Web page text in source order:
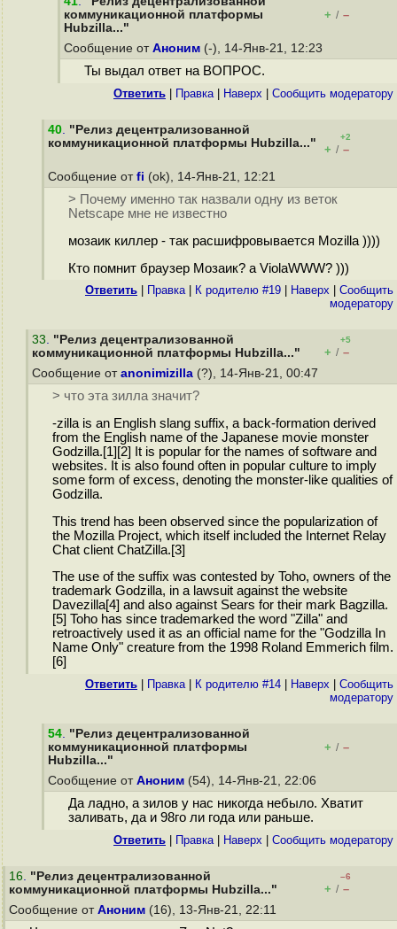
коммуникационной платформы
Hubzilla..."
+ / –
Сообщение от Аноним (-), 14-Янв-21, 12:23
Ты выдал ответ на ВОПРОС.
Ответить Правка| Наверх Cообщить модератору
40. "Релиз децентрализованной
коммуникационной платформы Hubzilla..."
+2
+ / –
Сообщение от fi (ok), 14-Янв-21, 12:21
> Почему именно так назвали одну из веток
Netscape мне не известно
мозаик киллер - так расшифровывается Mozilla ))))
Кто помнит браузер Мозаик? а ViolaWWW? )))
Ответить Правка| К родителю #19 Наверх
Cообщить
модератору
33. "Релиз децентрализованной
коммуникационной платформы Hubzilla..."
+5
+ / –
Сообщение от anonimizilla (?), 14-Янв-21, 00:47
> что эта зилла значит?
-zilla is an English slang suffix, a back-formation derived
from the English name of the Japanese movie monster
Godzilla.[1][2] It is popular for the names of software and
websites. It is also found often in popular culture to imply
some form of excess, denoting the monster-like qualities of
Godzilla.
This trend has been observed since the popularization of
the Mozilla Project, which itself included the Internet Relay
Chat client ChatZilla.[3]
The use of the suffix was contested by Toho, owners of the
trademark Godzilla, in a lawsuit against the website
Davezilla[4] and also against Sears for their mark Bagzilla.
[5] Toho has since trademarked the word "Zilla" and
retroactively used it as an official name for the "Godzilla In
Name Only" creature from the 1998 Roland Emmerich film.
[6]
Ответить Правка| К родителю #14 Наверх
Cообщить
модератору
54. "Релиз децентрализованной
коммуникационной платформы
Hubzilla..."
+ / –
Сообщение от Аноним (54), 14-Янв-21, 22:06
Да ладно, а зилов у нас никогда небыло. Хватит
заливать, да и 98го ли года или раньше.
Ответить Правка| Наверх Cообщить модератору
16. "Релиз децентрализованной
коммуникационной платформы Hubzilla..."
–6
+ / –
Сообщение от Аноним (16), 13-Янв-21, 22:11